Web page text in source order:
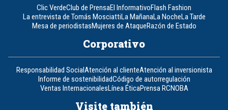
Clic VerdeClub de PrensaEl InformativoFlash Fashion
La entrevista de Tomás MosciattiLa MañanaLa NocheLa Tarde
Mesa de periodistasMujeres de AtaqueRazón de Estado
Corporativo
Responsabilidad SocialAtención al clienteAtención al inversionista
Informe de sostenibilidadCódigo de autorregulación
Ventas InternacionalesLínea ÉticaPrensa RCNOBA
Visite también